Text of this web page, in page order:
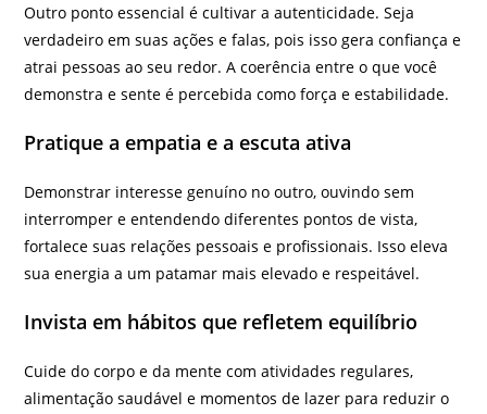
Outro ponto essencial é cultivar a autenticidade. Seja
verdadeiro em suas ações e falas, pois isso gera confiança e
atrai pessoas ao seu redor. A coerência entre o que você
demonstra e sente é percebida como força e estabilidade.
Pratique a empatia e a escuta ativa
Demonstrar interesse genuíno no outro, ouvindo sem
interromper e entendendo diferentes pontos de vista,
fortalece suas relações pessoais e profissionais. Isso eleva
sua energia a um patamar mais elevado e respeitável.
Invista em hábitos que refletem equilíbrio
Cuide do corpo e da mente com atividades regulares,
alimentação saudável e momentos de lazer para reduzir o